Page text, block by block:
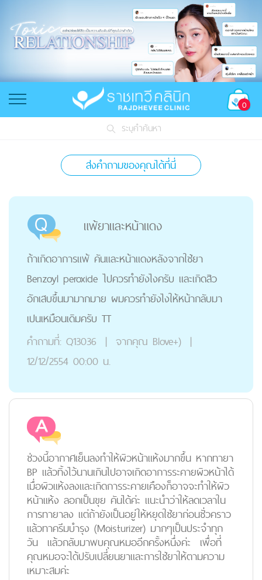
0
ระบุคำค้นหา
ส่งคำถามของคุณได้ที่นี่
แพ้ยาและหน้าแดง
ถ้าเกิดอาการแพ้ คันและหน้าแดงหลังจากใช้ยา
Benzoyl peroxide ไปควรทำยังไงครับ และเกิดสิว
อักเสบขึ้นมามากมาย ผมควรทำยังไงให้หน้ากลับมา
เปนเหมือนเดิมครับ TT
คำถามที่: Q13036 | จากคุณ Blove+) |
12/12/2554 00:00 น.
ช่วงนี้อากาศเย็นลงทำให้ผิวหน้าแห้งมากขึ้น หากทายา
BP แล้วทิ้งไว้นานเกินไปอาจเกิดอาการระคายผิวหน้าได้
เมื่อผิวแห้งลงและเกิดการระคายเคืองก็อาจจะทำให้ผิว
หน้าแห้ง ลอกเป็นขุย คันได้ค่ะ แนะนำว่าให้ลดเวลาใน
การทายาลง แต่ถ้ายังเป็นอยู่ให้หยุดใช้ยาก่อนชั่วคราว
แล้วทาครีมบำรุง (Moisturizer) มากๆเป็นประจำทุก
วัน แล้วกลับมาพบคุณหมออีกครั้งหนึ่งค่ะ เพื่อที่
คุณหมอจะได้ปรับเปลี่ยนยาและการใช้ยาให้ตามความ
เหมาะสมค่ะ